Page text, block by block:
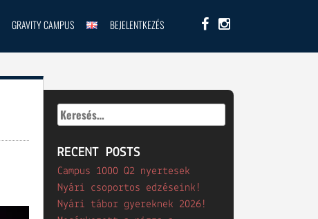
GRAVITY CAMPUS BEJELENTKEZÉS
Keresés:
RECENT POSTS
Campus 1000 Q2 nyertesek
Nyári csoportos edzéseink!
Nyári tábor gyereknek 2026!